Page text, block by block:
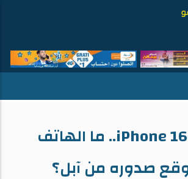
بعد إصدار iPhone 16e.. ما الهاتف
صدوره من آبل؟